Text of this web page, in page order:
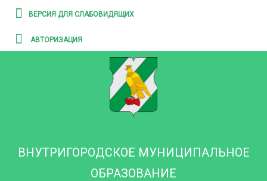
ВЕРСИЯ ДЛЯ СЛАБОВИДЯЩИХ
АВТОРИЗАЦИЯ
ВНУТРИГОРОДСКОЕ МУНИЦИПАЛЬНОЕ
ОБРАЗОВАНИЕ